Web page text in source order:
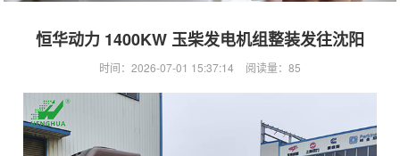
恒华动力 1400KW 玉柴发电机组整装发往沈阳
时间：2026-07-01 15:37:14 阅读量：85